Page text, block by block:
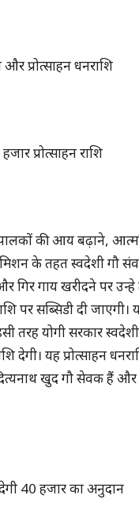
प्रोत्साहन धनराशि
प्रोत्साहन राशि
की आय बढ़ाने,
मिशन के तहत स्वदेशी गौ
गिर गाय खरीदने पर उन्हे
पर सब्सिडी दी
तरह योगी सरकार
देगी। यह प्रोत्साहन
खुद गौ सेवक हैं और
40 हजार का अनुदान